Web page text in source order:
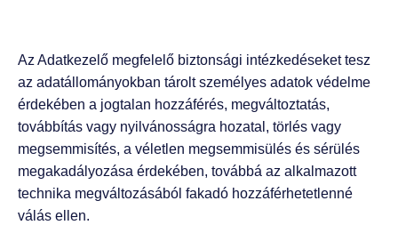
Az Adatkezelő megfelelő biztonsági intézkedéseket tesz
az adatállományokban tárolt személyes adatok védelme
érdekében a jogtalan hozzáférés, megváltoztatás,
továbbítás vagy nyilvánosságra hozatal, törlés vagy
megsemmisítés, a véletlen megsemmisülés és sérülés
megakadályozása érdekében, továbbá az alkalmazott
technika megváltozásából fakadó hozzáférhetetlenné
válás ellen.